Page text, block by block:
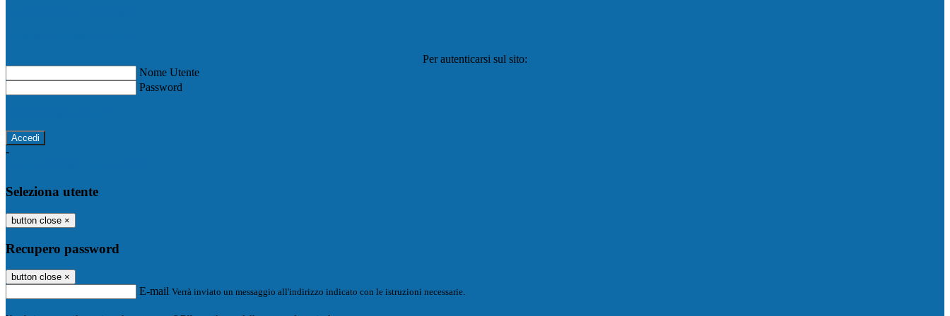
Per autenticarsi sul sito:
Nome Utente
Password
-
Seleziona utente
button close ×
Recupero password
button close ×
E-mail Verrà inviato un messaggio all'indirizzo indicato con le istruzioni necessarie.